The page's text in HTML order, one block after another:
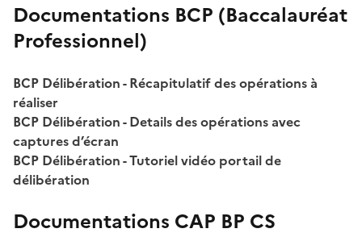
Documentations BCP (Baccalauréat
Professionnel)
BCP Délibération - Récapitulatif des opérations à
réaliser
BCP Délibération - Details des opérations avec
captures d’écran
BCP Délibération - Tutoriel vidéo portail de
délibération
Documentations CAP BP CS